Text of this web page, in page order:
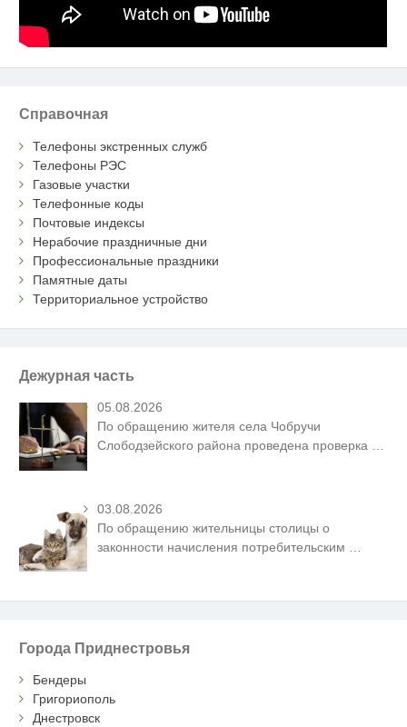
Справочная
Телефоны экстренных служб
Телефоны РЭС
Газовые участки
Телефонные коды
Почтовые индексы
Нерабочие праздничные дни
Профессиональные праздники
Памятные даты
Территориальное устройство
Дежурная часть
05.08.2026
По обращению жителя села Чобручи
Слободзейского района проведена проверка …
03.08.2026
По обращению жительницы столицы о
законности начисления потребительским
Города Приднестровья
Бендеры
Григориополь
Днестровск